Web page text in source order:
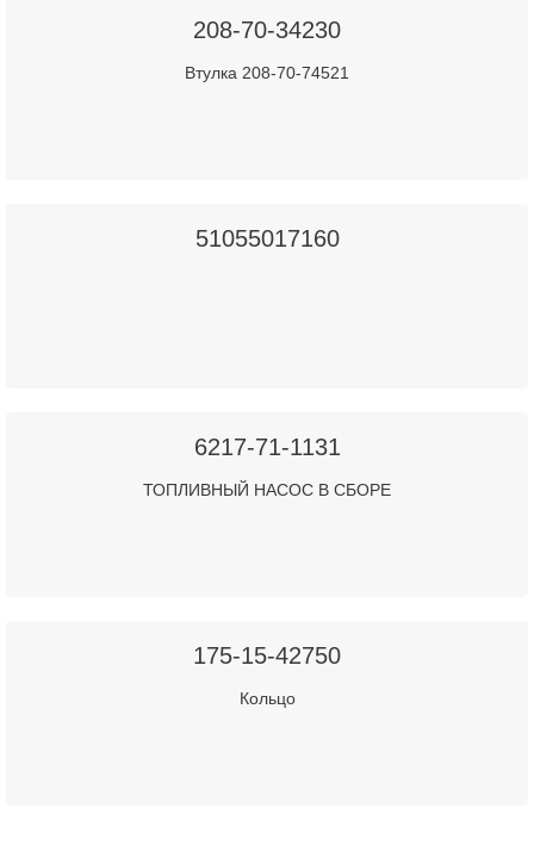
208-70-34230
Втулка 208-70-74521
51055017160
6217-71-1131
ТОПЛИВНЫЙ НАСОС В СБОРЕ
175-15-42750
Кольцо